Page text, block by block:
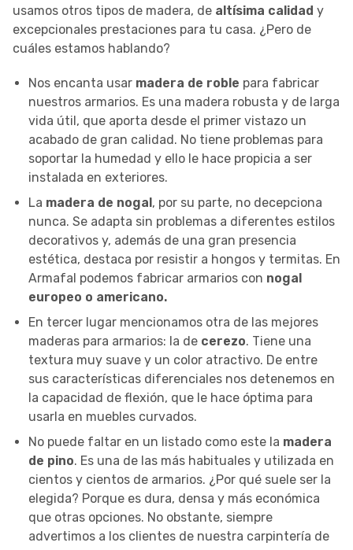
usamos otros tipos de madera, de altísima calidad y
excepcionales prestaciones para tu casa. ¿Pero de
cuáles estamos hablando?
Nos encanta usar madera de roble para fabricar
nuestros armarios. Es una madera robusta y de larga
vida útil, que aporta desde el primer vistazo un
acabado de gran calidad. No tiene problemas para
soportar la humedad y ello le hace propicia a ser
instalada en exteriores.
La madera de nogal, por su parte, no decepciona
nunca. Se adapta sin problemas a diferentes estilos
decorativos y, además de una gran presencia
estética, destaca por resistir a hongos y termitas. En
Armafal podemos fabricar armarios con nogal
europeo o americano.
En tercer lugar mencionamos otra de las mejores
maderas para armarios: la de cerezo. Tiene una
textura muy suave y un color atractivo. De entre
sus características diferenciales nos detenemos en
la capacidad de flexión, que le hace óptima para
usarla en muebles curvados.
No puede faltar en un listado como este la madera
de pino. Es una de las más habituales y utilizada en
cientos y cientos de armarios. ¿Por qué suele ser la
elegida? Porque es dura, densa y más económica
que otras opciones. No obstante, siempre
advertimos a los clientes de nuestra carpintería de